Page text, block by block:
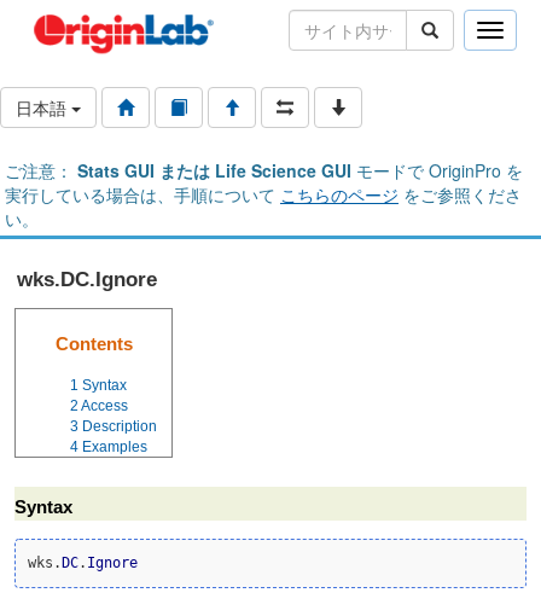
Toggle
日本語
ご注意： Stats GUI または Life Science GUI モードで OriginPro を
実行している場合は、手順について こちらのページ をご参照くださ
い。
wks.DC.Ignore
Contents
1 Syntax
2 Access
3 Description
4 Examples
Syntax
wks.DC. Ignore